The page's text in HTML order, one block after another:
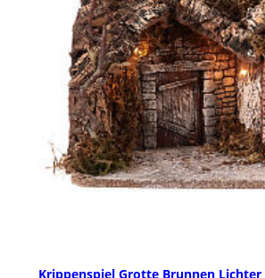
Krippenspiel Grotte Brunnen Lichter